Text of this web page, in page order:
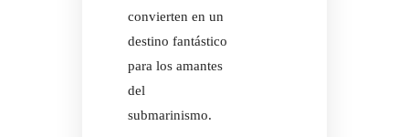
INSTALACIONES
convierten en un
destino fantástico
para los amantes
del
submarinismo.